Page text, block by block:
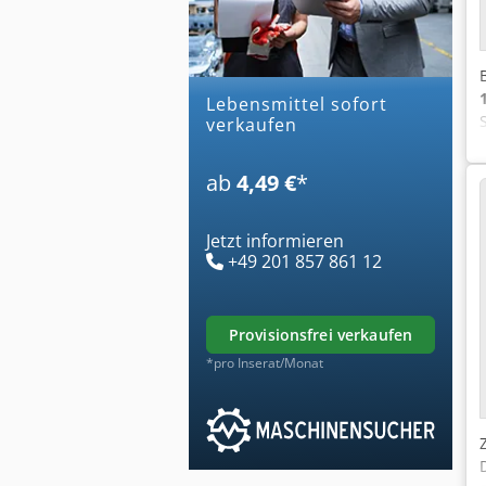
lebensmittel sofort
verkaufen
ab 4,49 €*
Jetzt informieren
+49 201 857 861 12
provisionsfrei verkaufen
*pro Inserat/Monat